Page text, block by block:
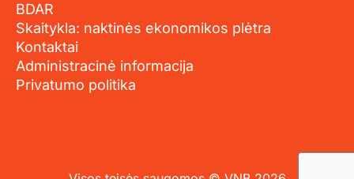
BDAR
Skaitykla: naktinės ekonomikos plėtra
Kontaktai
Administracinė informacija
Privatumo politika